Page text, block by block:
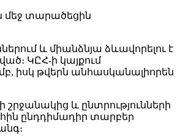
մեջ տարածեցին
և միանձնյա ձևավորելու է
ԿԸՀ-ի կայքում
իսկ թվերն անհասկանալիորեն
և ընտրությունների
ընդդիմադիր տարբեր